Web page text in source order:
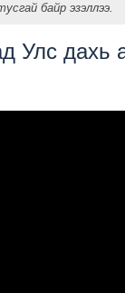
байр эзэллээ.
Улс дахь